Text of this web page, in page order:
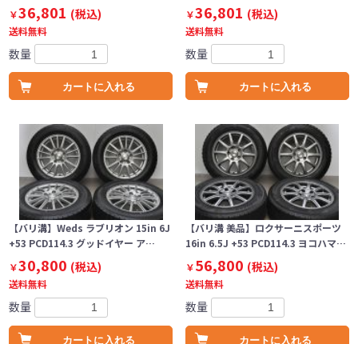
￥36,801 (税込)
送料無料
数量
カートに入れる
￥36,801 (税込)
送料無料
数量
カートに入れる
【バリ溝】Weds ラブリオン 15in 6J
+53 PCD114.3 グッドイヤー ア…
￥30,800 (税込)
送料無料
数量
カートに入れる
【バリ溝 美品】ロクサーニスポーツ
16in 6.5J +53 PCD114.3 ヨコハマ…
￥56,800 (税込)
送料無料
数量
カートに入れる